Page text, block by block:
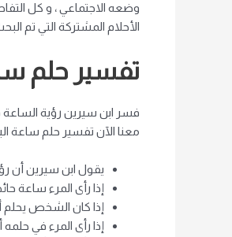
وضعه الاجتماعي ، و كل
الأحلام المشتركة التي تم
تفسير حلم
فسر ابن سيرين رؤية الساعة
معنا الآن تفسير حلم ساعة
يقول ابن سيرين أن
إذا رأى المرء ساعة
إذا كان الشخص يحلم
إذا رأى المرء في